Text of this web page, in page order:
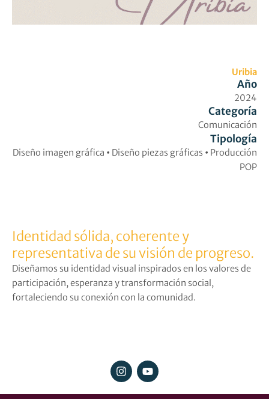
Uribia
Año
2024
Categoría
Comunicación
Tipología
Diseño imagen gráfica • Diseño piezas gráficas • Producción
POP
Identidad sólida, coherente y
representativa de su visión de progreso.
Diseñamos su identidad visual inspirados en los valores de
participación, esperanza y transformación social,
fortaleciendo su conexión con la comunidad.
I
n
s
Y
o
u